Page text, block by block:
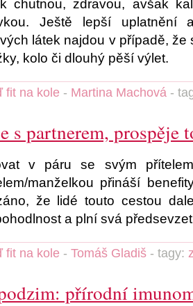
chutnou, zdravou, avšak
Ještě lepší uplatnění
látek najdou v případě, že
kolo či dlouhý pěší výlet.
fit na kole - Martina Machová -
s partnerem, prospěje
v páru se svým
manželkou přináší
že lidé touto cestou
a plní svá
fit na kole - Tomáš Gladiš - tagy:
přírodní